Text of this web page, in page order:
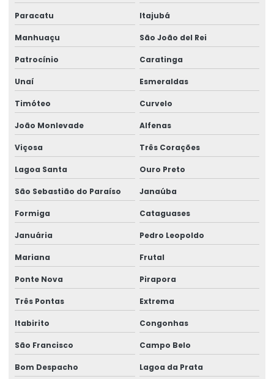
Montagem de ponte rolante
Montagem de talha elétrica
Montagem Técnica De Sistemas De Elevação
Motor elétrico para ponte rolante
Motor para ponte rolante
Motor redutor para ponte rolante
Painel elétrico para ponte rolante
Painel elétrico para talha
Peças para ponte rolante
Peças para ponte rolante swf
Peças para pontes rolantes de qualquer marca
Peças de reposição para pontes rolantes
Peças de reposição para talhas
Peças sobressalentes multimarcas
Paracatu Itajubá
Manhuaçu São João del Rei
Patrocínio Caratinga
Unaí Esmeraldas
Timóteo Curvelo
João Monlevade Alfenas
Viçosa Três Corações
Lagoa Santa Ouro Preto
São Sebastião do Paraíso Janaúba
Formiga Cataguases
Januária Pedro Leopoldo
Mariana Frutal
Ponte Nova Pirapora
Três Pontas Extrema
Itabirito Congonhas
São Francisco Campo Belo
Bom Despacho Lagoa da Prata